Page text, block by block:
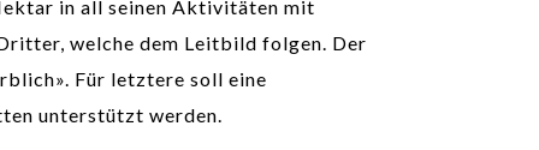
in all seinen Aktivitäten mit
welche dem Leitbild folgen. Der
Für letztere soll eine
unterstützt werden.